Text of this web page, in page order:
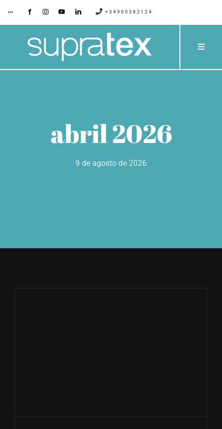
contenido
Toggle
SUPRATEX
EMPRESA
+34960382124
Toggle
abril 2026
9 de agosto de 2026